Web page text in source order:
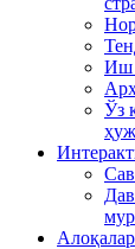
Иш
Ўз
Алоқалар